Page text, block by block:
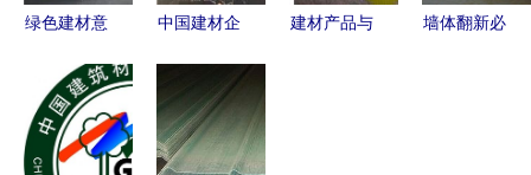
销售部产品
绿色建材意
型环保材料
蕴藏万亿市
场潜力
中国建材企
焦建材供应
商与装饰材
料核心力量
建材产品与
墙体翻新必